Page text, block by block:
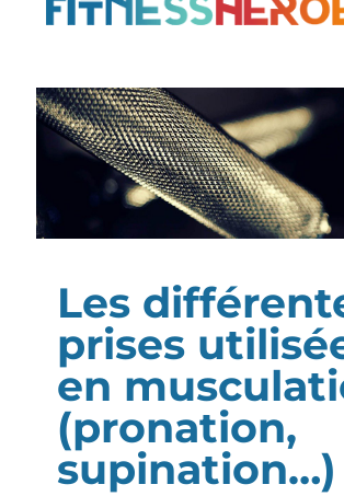
Les
prises
en
(pronation,
supination…)